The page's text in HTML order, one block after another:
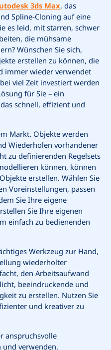
3ds Max, das
Spline-Cloning auf eine
es leid, mit starren, schwer
die mühsame
Wünschen Sie sich,
erstellen zu können, die
immer wieder verwendet
viel Zeit investiert werden
für Sie – ein
schnell, effizient und
Markt. Objekte werden
Wiederholen vorhandener
zu definierenden Regelsets
können, können
erstellen. Wählen Sie
Voreinstellungen, passen
Sie Ihre eigene
Sie Ihre eigenen
einfach zu bedienenden
Werkzeug zur Hand,
wiederholter
den Arbeitsaufwand
beeindruckende und
zu erstellen. Nutzen Sie
und kreativer zu
anspruchsvolle
und verwenden.